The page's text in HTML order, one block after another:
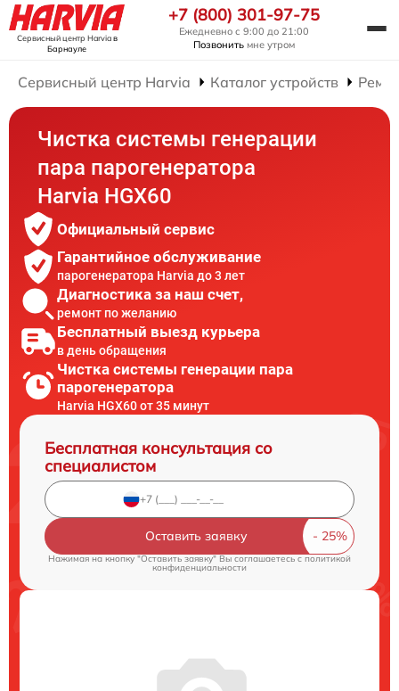
Сервисный центр Harviaв
Барнауле
+7 (800) 301-97-75
Ежедневно с 9:00 до 21:00
Позвонить мне утром
Сервисный центр Harvia Каталог устройств
Чистка системы генерации
пара парогенератора
Harvia HGX60
Официальный сервис
Гарантийное обслуживание
парогенератора Harvia до 3 лет
Диагностика за наш счет,
ремонт по желанию
Бесплатный выезд курьера
в день обращения
Чистка системы генерации пара
парогенератора
Harvia HGX60 от 35 минут
Бесплатная консультация со
специалистом
Оставить заявку
Нажимая на кнопку "Оставить заявку" Вы соглашаетесь cполитикой
конфиденциальности